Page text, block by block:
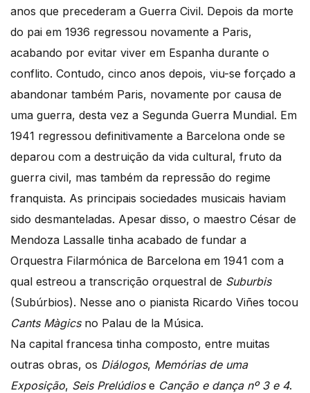
anos que precederam a Guerra Civil. Depois da morte
do pai em 1936 regressou novamente a Paris,
acabando por evitar viver em Espanha durante o
conflito. Contudo, cinco anos depois, viu-se forçado a
abandonar também Paris, novamente por causa de
uma guerra, desta vez a Segunda Guerra Mundial. Em
1941 regressou definitivamente a Barcelona onde se
deparou com a destruição da vida cultural, fruto da
guerra civil, mas também da repressão do regime
franquista. As principais sociedades musicais haviam
sido desmanteladas. Apesar disso, o maestro César de
Mendoza Lassalle tinha acabado de fundar a
Orquestra Filarmónica de Barcelona em 1941 com a
qual estreou a transcrição orquestral de Suburbis
(Subúrbios). Nesse ano o pianista Ricardo Viñes tocou
Cants Màgicsno Palau de la Música.
Na capital francesa tinha composto, entre muitas
outras obras, os Diálogos, Memórias de uma
Exposição, Seis Prelúdios e Canção e dança nº 3 e 4.